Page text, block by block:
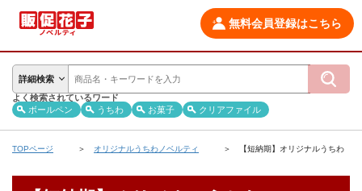
無料会員登録はこちら
詳細検索
よく検索されているワード
ボールペン
うちわ お菓子 クリアファイル
TOPページ オリジナルうちわノベルティ 【短納期】オリジナルうちわ